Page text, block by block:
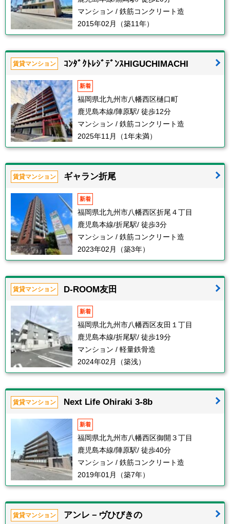
マンション / 鉄筋コンクリート造
2015年02月（築11年）
賃貸マンション ｺﾝﾀﾞｸﾄﾚｼﾞﾃﾞﾝｽHIGUCHIMACHI
新着
福岡県北九州市八幡西区樋口町
鹿児島本線/陣原駅/ 徒歩12分
マンション / 鉄筋コンクリート造
2025年11月（1年未満）
賃貸マンション ギャラン折尾
新着
福岡県北九州市八幡西区折尾４丁目
鹿児島本線/折尾駅/ 徒歩3分
マンション / 鉄筋コンクリート造
2023年02月（築3年）
賃貸マンション D-ROOM友田
新着
福岡県北九州市八幡西区友田１丁目
鹿児島本線/折尾駅/ 徒歩19分
マンション / 軽量鉄骨造
2024年02月（築浅）
賃貸マンション Next Life Ohiraki 3-8b
新着
福岡県北九州市八幡西区御開３丁目
鹿児島本線/陣原駅/ 徒歩40分
マンション / 鉄筋コンクリート造
2019年01月（築7年）
賃貸マンション アンレ－ヴひびきの